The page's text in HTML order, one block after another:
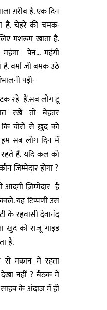
ग़रीब है. एक दिन
है. चेहरे की चमक-
मशरूम खाता है.
महंगा पेन... महंगी
है. वर्मा जी बमक उठे
पड़ी-
रहे हैं.सब लोग टू
रखें तो बेहतर
चोरों से ख़ुद को
सब लोग दिन में
हैं. यदि कल को
ज़िम्मेदार होगा ?
आदमी ज़िम्मेदार है
यह टिप्पणी उस
के रहवासी देवानंद
ख़ुद को राजू गाइड
है.
मकान में रहता
नहीं ? बैठक में
के अंदाज में ही